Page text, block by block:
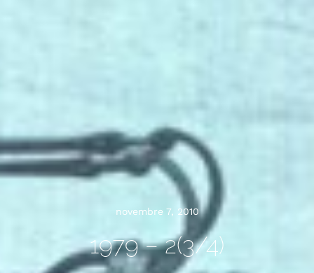
novembre 7, 2010
1979 – 2(3/4)